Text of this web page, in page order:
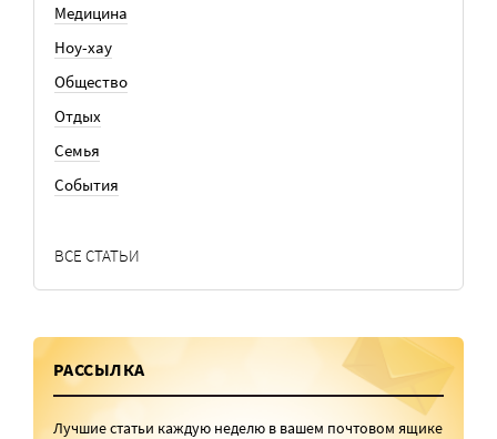
Медицина
Ноу-хау
Общество
Отдых
Семья
События
ВСЕ СТАТЬИ
РАССЫЛКА
Лучшие статьи каждую неделю в вашем почтовом ящике